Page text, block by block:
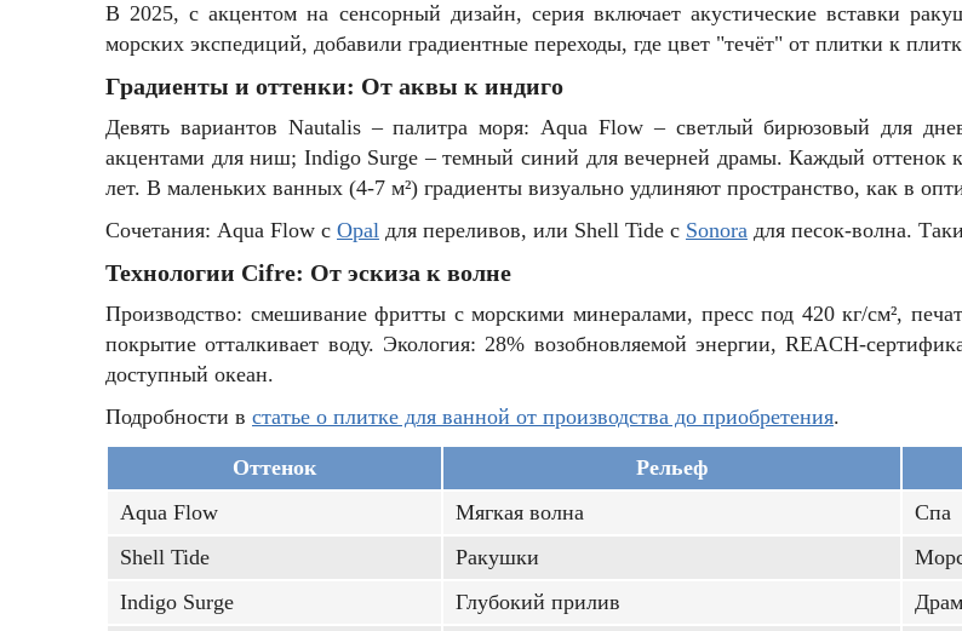
В 2025, с акцентом на сенсорный дизайн, серия включает акустические вставки
морских экспедиций, добавили градиентные переходы, где цвет "течёт" от плитки к
Градиенты и оттенки: От аквы к индиго
Девять вариантов Nautalis – палитра моря: Aqua Flow – светлый бирюзовый для
акцентами для ниш; Indigo Surge – темный синий для вечерней драмы. Каждый оттенок
лет. В маленьких ванных (4-7 м²) градиенты визуально удлиняют пространство, как в
Сочетания: Aqua Flow с Opal для переливов, или Shell Tide с Sonora для песок-волна.
Технологии Cifre: От эскиза к волне
Производство: смешивание фритты с морскими минералами, пресс под 420 кг/см²,
покрытие отталкивает воду. Экология: 28% возобновляемой энергии, REACH-
доступный океан.
Подробности в статье о плитке для ванной от производства до приобретения.
Оттенок Рельеф
Aqua Flow
Мягкая волна Спа
Shell Tide
Ракушки
Indigo Surge
Глубокий прилив